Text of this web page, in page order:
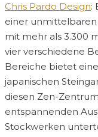
Chris Pardo Design:
einer unmittelbaren
mit mehr als 3.300
vier verschiedene
Bereiche bietet
japanischen
diesen Zen-
entspannenden
Stockwerken